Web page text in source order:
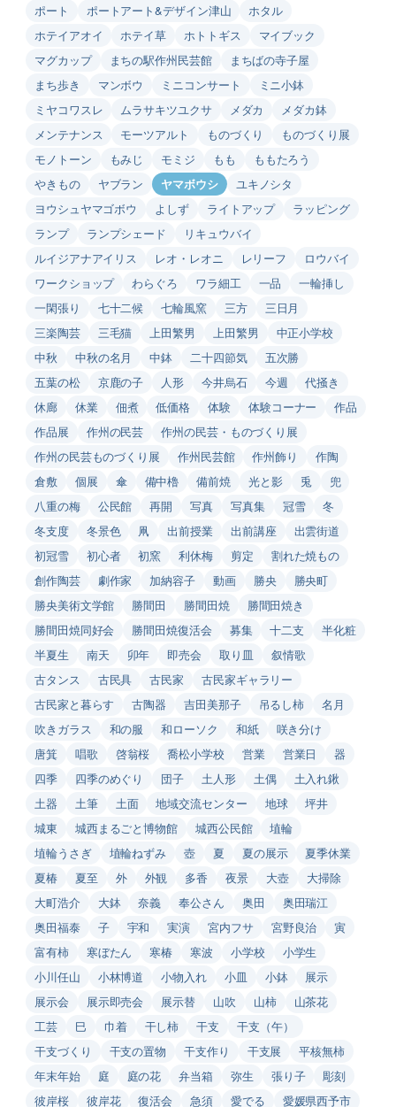
ポート
ポートアート&デザイン津山
ホタル
ホテイアオイ
ホテイ草 ホトトギス
マイブック
マグカップ
まちの駅作州民芸館
まちばの寺子屋
まち歩き
マンボウ ミニコンサート
ミニ小鉢
ミヤコワスレ
ムラサキツユクサ メダカ
メダカ鉢
メンテナンス
モーツアルト ものづくり
ものづくり展
モノトーン
もみじ モミジ もも
ももたろう
やきもの
ヤブラン ヤマボウシ
ユキノシタ
ヨウシュヤマゴボウ
よしず ライトアップ
ラッピング
ランプ
ランプシェード
リキュウバイ
ルイジアナアイリス
レオ・レオニ レリーフ
ロウバイ
ワークショップ
わらぐろ ワラ細工 一品
一輪挿し
一閑張り
七十二候 七輪風窯 三方
三日月
三楽陶芸
三毛猫 上田繁男 上田繁男
中正小学校
中秋
中秋の名月 中鉢 二十四節気
五次勝
五葉の松
京鹿の子 人形 今井烏石 今週
代掻き
休廊
休業 佃煮 低価格 体験 体験コーナー
作品
作品展
作州の民芸
作州の民芸・ものづくり展
作州の民芸ものづくり展
作州民芸館 作州飾り
作陶
倉敷
個展 傘 備中櫓 備前焼 光と影 兎
兜
八重の梅
公民館 再開 写真 写真集 冠雪
冬
冬支度
冬景色 凧 出前授業 出前講座
出雲街道
初冠雪
初心者 初窯 利休梅 剪定
割れた焼もの
創作陶芸
劇作家 加納容子 動画 勝央
勝央町
勝央美術文学館
勝間田 勝間田焼
勝間田焼き
勝間田焼同好会
勝間田焼復活会 募集 十二支
半化粧
半夏生
南天 卯年 即売会 取り皿
叙情歌
古タンス
古民具 古民家
古民家ギャラリー
古民家と暮らす
古陶器 吉田美那子 吊るし柿
名月
吹きガラス
和の服 和ローソク 和紙
咲き分け
唐箕
唱歌 啓翁桜 喬松小学校 営業 営業日
器
四季
四季のめぐり 団子 土人形 土偶
土入れ鍬
土器
土筆 土面 地域交流センター 地球
坪井
城東
城西まるごと博物館 城西公民館
埴輪
埴輪うさぎ
埴輪ねずみ 壺 夏 夏の展示
夏季休業
夏椿
夏至 外 外観 多香 夜景 大壺
大掃除
大町浩介
大鉢 奈義 奉公さん 奥田
奥田瑞江
奥田福泰
子 宇和 実演 宮内フサ 宮野良治
寅
富有柿
寒ぼたん 寒椿 寒波 小学校
小学生
小川任山
小林博道 小物入れ 小皿 小鉢
展示
展示会
展示即売会 展示替 山吹 山柿
山茶花
工芸
巳 巾着 干し柿 干支
干支（午）
干支づくり
干支の置物 干支作り 干支展
平核無柿
年末年始
庭 庭の花 弁当箱 弥生 張り子
彫刻
彼岸桜
彼岸花 復活会 急須 愛でる 愛媛県西予市